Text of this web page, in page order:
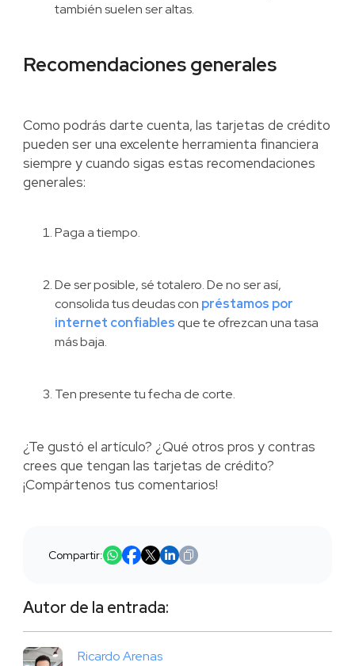
también suelen ser altas.
Recomendaciones generales
Como podrás darte cuenta, las tarjetas de crédito
pueden ser una excelente herramienta financiera
siempre y cuando sigas estas recomendaciones
generales:
Paga a tiempo.
De ser posible, sé totalero. De no ser así,
consolida tus deudas con préstamos por
internet confiables que te ofrezcan una tasa
más baja.
Ten presente tu fecha de corte.
¿Te gustó el artículo? ¿Qué otros pros y contras
crees que tengan las tarjetas de crédito?
¡Compártenos tus comentarios!
Compartir:
Autor de la entrada:
Ricardo Arenas